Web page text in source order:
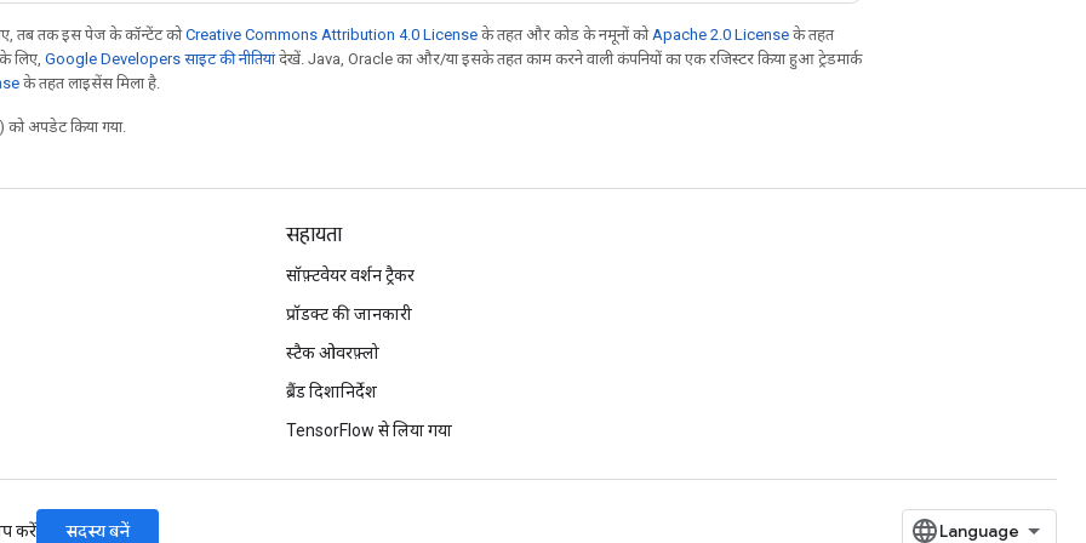
तब तक इस पेज के कॉन्टेंट कोCreative Commons Attribution 4.0 License के तहत और कोड के नमूनों को Apache 2.0 License के तहत
लिए, Google Developers साइट की नीतियांदेखें. Java, Oracle का और/या इसके तहत काम करने वाली कंपनियों का एक रजिस्टर किया हुआ ट्रेडमार्क
के तहत लाइसेंस मिला है.
अपडेट किया गया.
सहायता
सॉफ़्टवेयर वर्शन ट्रैकर
प्रॉडक्ट की जानकारी
स्टैक ओवरफ़्लो
ब्रैंड दिशानिर्देश
TensorFlow से लिया गया
करें सदस्य बनें